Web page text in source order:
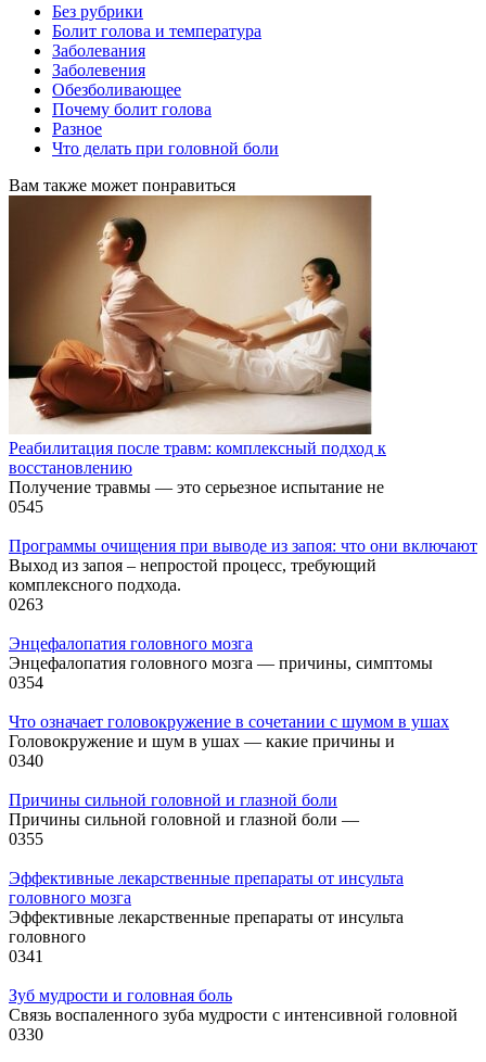
Без рубрики
Болит голова и температура
Заболевания
Заболевения
Обезболивающее
Почему болит голова
Разное
Что делать при головной боли
Вам также может понравиться
Реабилитация после травм: комплексный подход к
восстановлению
Получение травмы — это серьезное испытание не
0545
Программы очищения при выводе из запоя: что они включают
Выход из запоя – непростой процесс, требующий
комплексного подхода.
0263
Энцефалопатия головного мозга
Энцефалопатия головного мозга — причины, симптомы
0354
Что означает головокружение в сочетании с шумом в ушах
Головокружение и шум в ушах — какие причины и
0340
Причины сильной головной и глазной боли
Причины сильной головной и глазной боли —
0355
Эффективные лекарственные препараты от инсульта
головного мозга
Эффективные лекарственные препараты от инсульта
головного
0341
Зуб мудрости и головная боль
Связь воспаленного зуба мудрости с интенсивной головной
0330